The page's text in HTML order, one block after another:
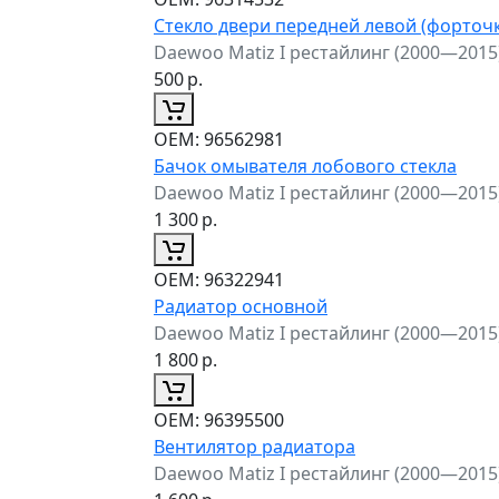
Стекло двери передней левой
Daewoo Matiz I рестайлинг
500р.
ОЕМ: 96562981
Бачок омывателя лобового стекла
Daewoo Matiz I рестайлинг
1 300р.
ОЕМ: 96322941
Радиатор основной
Daewoo Matiz I рестайлинг
1 800р.
ОЕМ: 96395500
Вентилятор радиатора
Daewoo Matiz I рестайлинг